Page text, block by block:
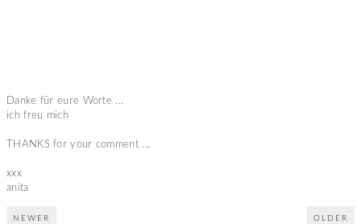
Danke für eure Worte ...
ich freu mich
THANKS for your comment ...
xxx
anita
NEWER OLDER